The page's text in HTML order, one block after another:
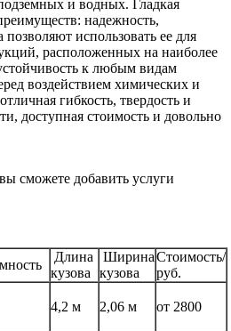
и водных. Гладкая
надежность,
использовать ее для
расположенных на наиболее
к любым видам
воздействием химических и
гибкость, твердость и
доступная стоимость и довольно
сможете добавить услуги
Длина
кузова
Ширина
кузова
Стоимость/
руб.
4,2 м 2,06 м от 2800